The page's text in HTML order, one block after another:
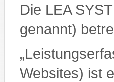
Die LEA
genannt)
Websites) ist